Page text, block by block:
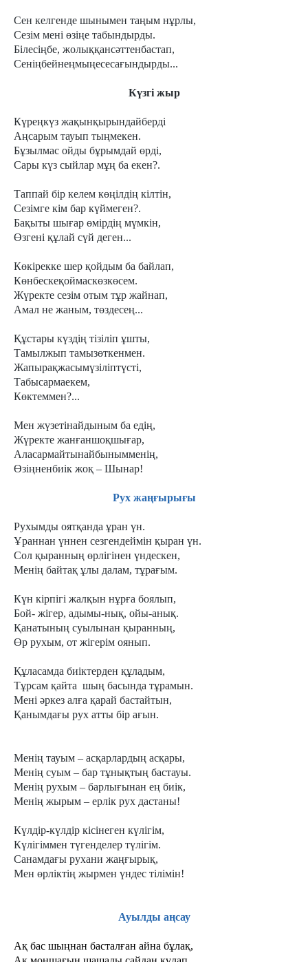
Сен келгенде шынымен таңым нұрлы,
Сезім мені өзіңе табындырды.
Білесіңбе, жолыққансәттенбастап,
Сеніңбейнеңмыңесесағындырды...
Күзгі жыр
Күреңкүз жақынқырындайберді
Аңсарым тауып тыңмекен.
Бұзылмас ойды бұрымдай өрді,
Сары күз сыйлар мұң ба екен?.
Таппай бір келем көңілдің кілтін,
Сезімге кім бар күймеген?.
Бақыты шығар өмірдің мүмкін,
Өзгені құлай сүй деген...
Көкірекке шер қойдым ба байлап,
Көнбескеқоймаскөзкөсем.
Жүректе сезім отым тұр жайнап,
Амал не жаным, төздесең...
Құстары күздің тізіліп ұшты,
Тамылжып тамызөткенмен.
Жапырақжасымүзіліптүсті,
Табысармаекем,
Көктеммен?...
Мен жүзетінайдыным ба едің,
Жүректе жанғаншоқшығар,
Аласармайтынайбынымменің,
Өзіңненбиік жоқ – Шынар!
Рух жаңғырығы
Рухымды оятқанда ұран үн.
Ұраннан үннен сезгендеймін қыран үн.
Сол қыранның өрлігінен үндескен,
Менің байтақ ұлы далам, тұрағым.
Күн кірпігі жалқын нұрға боялып,
Бой- жігер, адымы-нық, ойы-анық.
Қанатының суылынан қыранның,
Өр рухым, от жігерім оянып.
Құласамда биіктерден құладым,
Тұрсам қайта шың басында тұрамын.
Мені әркез алға қарай бастайтын,
Қанымдағы рух атты бір ағын.
Менің тауым – асқарлардың асқары,
Менің суым – бар тұнықтың бастауы.
Менің рухым – барлығынан ең биік,
Менің жырым – ерлік рух дастаны!
Күлдір-күлдір кісінеген күлігім,
Күлігіммен түгенделер түлігім.
Санамдағы рухани жаңғырық,
Мен өрліктің жырмен үндес тілімін!
Ауылды аңсау
Ақ бас шыңнан басталған айна бұлақ,